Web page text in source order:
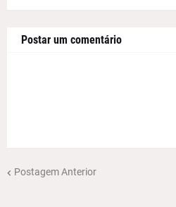
Postar um comentário
Postagem Anterior